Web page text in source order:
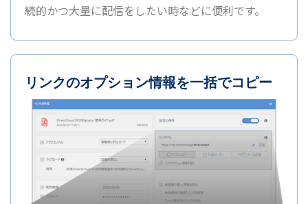
続的かつ大量に配信をしたい時などに便利です。
リンクのオプション情報を一括でコピー